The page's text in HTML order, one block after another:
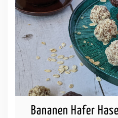
Bananen Hafer